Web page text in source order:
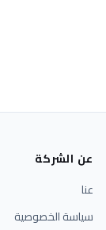
عن الشركة
عنا
سياسة الخصوصية